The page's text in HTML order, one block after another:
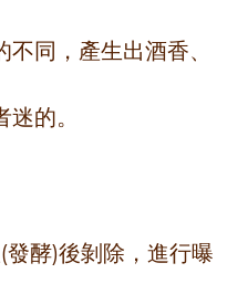
，產生出酒香、
的。
酵)後剝除，進行曝